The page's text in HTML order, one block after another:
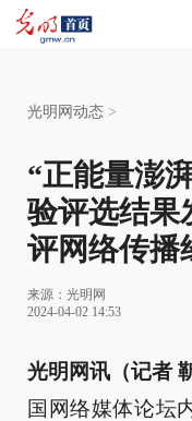
光明网动态 >
“正能量澎
验评选结果
评网络传播
来源： 光明网
2024-04-02 14:53
光明网讯（记者
国网络媒体论坛